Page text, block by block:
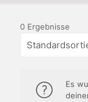
0 Ergebnisse
Es